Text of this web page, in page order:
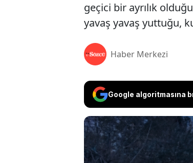
geçici bir ayrılık
yavaş yavaş yuttuğu,
Haber Merkezi
Google algoritmasına